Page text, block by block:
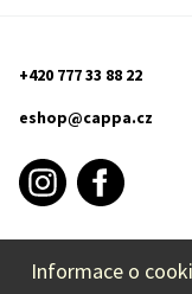
+420 777 33 88 22
eshop@cappa.cz
PURCHASE
Informace o